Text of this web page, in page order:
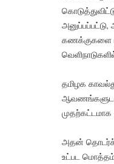
கணக்குகளை
தமிழக
ஆவணங்களுடன்
அதன்
உட்பட மொத்தம்